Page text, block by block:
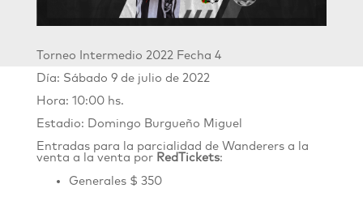
Torneo Intermedio 2022 Fecha 4
Día: Sábado 9 de julio de 2022
Hora: 10:00 hs.
Estadio: Domingo Burgueño Miguel
Entradas para la parcialidad de Wanderersa la
venta a la venta por RedTickets:
Generales $ 350